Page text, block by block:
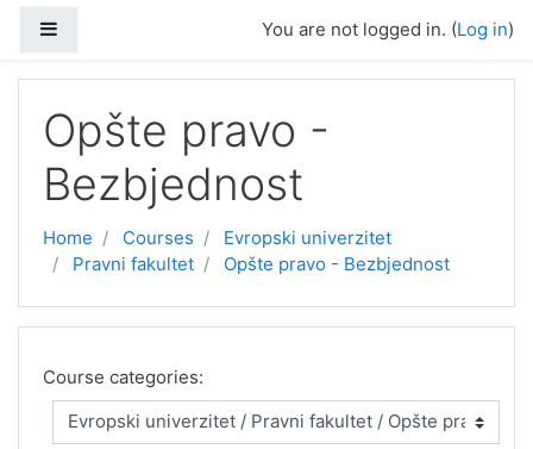
You are not logged in. (Log in)
Opšte pravo -
Bezbjednost
Home Courses
Evropski univerzitet
Pravni fakultet
Opšte pravo - Bezbjednost
Course categories: